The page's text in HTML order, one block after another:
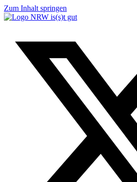
Zum Inhalt springen